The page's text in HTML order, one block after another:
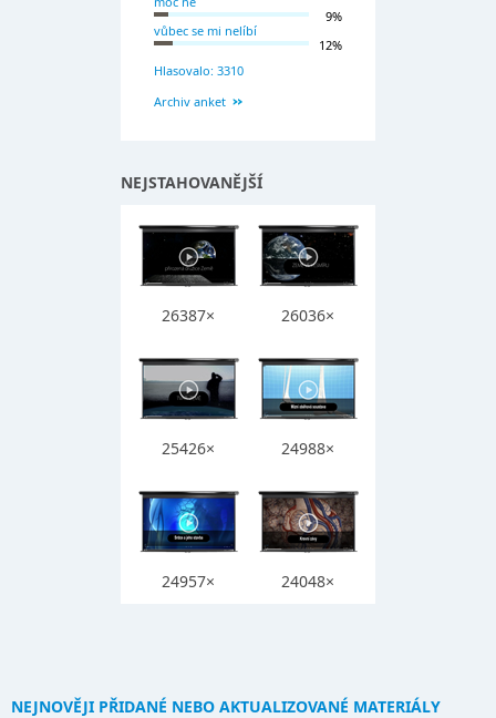
9%
vůbec se mi nelíbí
12%
Hlasovalo: 3310
Archiv anket
NEJSTAHOVANĚJŠÍ
26387× 26036×
25426× 24988×
24957× 24048×
NEJNOVĚJI PŘIDANÉ NEBO AKTUALIZOVANÉ MATERIÁLY